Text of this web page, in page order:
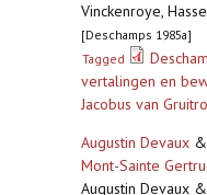
Vinckenroye,
[Deschamps 1985a]
Tagged
vertalingen en
Jacobus van
Augustin Devaux &
Mont-Sainte
Augustin Devaux